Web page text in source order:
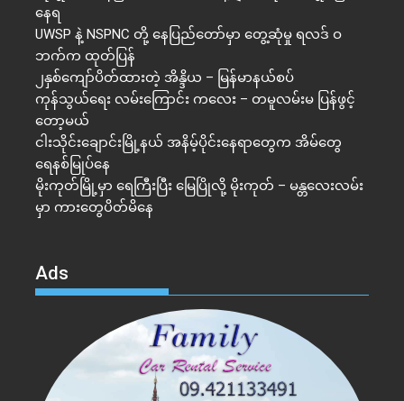
နေရ
UWSP နဲ့ NSPNC တို့ နေပြည်တော်မှာ တွေ့ဆုံမှု ရလဒ် ဝ
ဘက်က ထုတ်ပြန်
၂နှစ်​ကျော်ပိတ်ထားတဲ့ အိန္ဒိယ – မြန်မာနယ်စပ်
ကုန်သွယ်ရေး လမ်းကြောင်း ကလေး – တမူလမ်းမ ပြန်ဖွင့်
တော့မယ်
ငါးသိုင်းချောင်းမြို့နယ် အနိမ့်ပိုင်းနေရာတွေက အိမ်​တွေ
ရေနစ်မြုပ်နေ
မိုးကုတ်မြို့မှာ ရေကြီးပြီး မြေပြိုလို့ မိုးကုတ် – မန္တလေးလမ်း
မှာ ကားတွေပိတ်မိနေ
Ads